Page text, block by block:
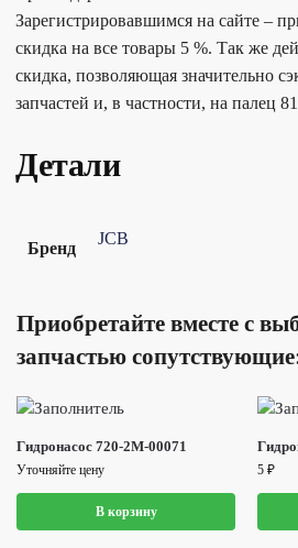
Зарегистрировавшимся на сайте –
скидка на все товары 5 %. Так же
скидка, позволяющая значительно
запчастей и, в частности, на палец
Детали
Бренд
JCB
Приобретайте вместе с
запчастью
Гидронасос 720-2M-00071
Уточняйте цену
В корзину
5 ₽